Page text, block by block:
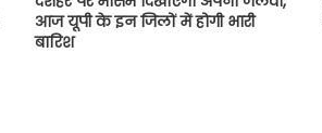
आज यूपी के इन जिलों में होगी भारी
बारिश